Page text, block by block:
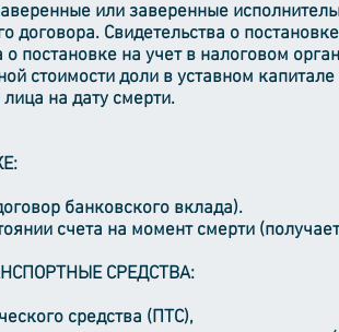
или заверенные
договора. Свидетельства о
о постановке на учет в налоговом
стоимости доли в уставном
на дату смерти.
банковского вклада).
счета на момент смерти
СРЕДСТВА:
средства (ПТС),